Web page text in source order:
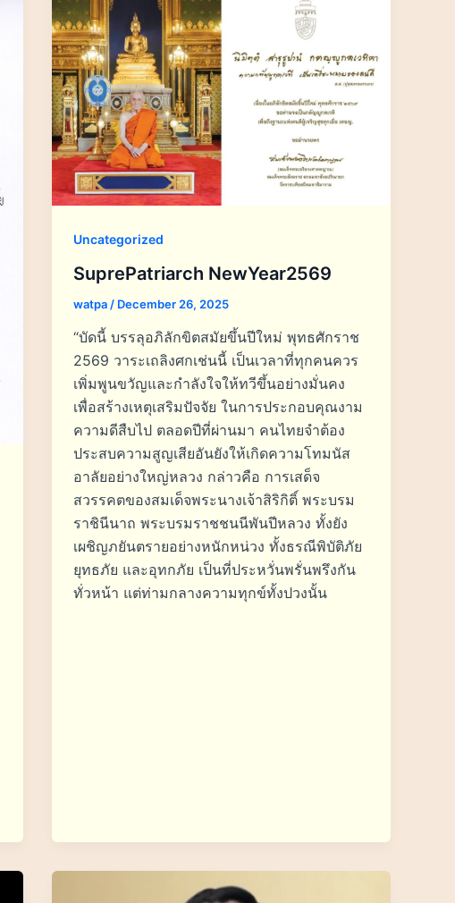
Uncategorized
SuprePatriarch NewYear2569
watpa / December 26, 2025
“บัดนี้ บรรลุอภิลักขิตสมัยขึ้นปีใหม่ พุทธศักราช
2569 วาระเถลิงศกเช่นนี้ เป็นเวลาที่ทุกคนควร
เพิ่มพูนขวัญและกำลังใจให้ทวีขึ้นอย่างมั่นคง
เพื่อสร้างเหตุเสริมปัจจัย ในการประกอบคุณงาม
ความดีสืบไป ตลอดปีที่ผ่านมา คนไทยจำต้อง
ประสบความสูญเสียอันยังให้เกิดความโทมนัส
อาลัยอย่างใหญ่หลวง กล่าวคือ การเสด็จ
สวรรคตของสมเด็จพระนางเจ้าสิริกิติ์ พระบรม
ราชินีนาถ พระบรมราชชนนีพันปีหลวง ทั้งยัง
เผชิญภยันตรายอย่างหนักหน่วง ทั้งธรณีพิบัติภัย
ยุทธภัย และอุทกภัย เป็นที่ประหวั่นพรั่นพรึงกัน
ทั่วหน้า แต่ท่ามกลางความทุกข์ทั้งปวงนั้น